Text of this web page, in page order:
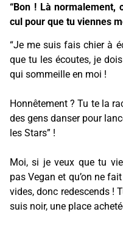
“Bon ! Là normalement,
cul pour que tu viennes
“Je me suis fais chier à
que tu les écoutes, je
qui sommeille en moi !
Honnêtement ? Tu te la
des gens danser pour
les Stars” !
Moi, si je veux que tu
pas Vegan et qu’on ne
vides, donc redescends !
suis noir, une place